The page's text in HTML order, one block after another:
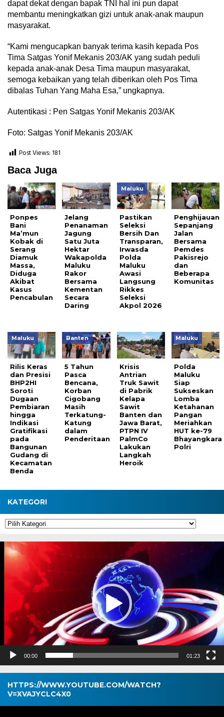
dapat dekat dengan bapak TNI hal ini pun dapat
membantu meningkatkan gizi untuk anak-anak maupun
masyarakat.
“Kami mengucapkan banyak terima kasih kepada Pos
Tima Satgas Yonif Mekanis 203/AK yang sudah peduli
kepada anak-anak Desa Tima maupun masyarakat,
semoga kebaikan yang telah diberikan oleh Pos Tima
dibalas Tuhan Yang Maha Esa,” ungkapnya.
Autentikasi : Pen Satgas Yonif Mekanis 203/AK
Foto: Satgas Yonif Mekanis 203/AK
Post Views: 181
Baca Juga
Ponpes
Bani
Ma’mun
Kobak di
Serang
Diamuk
Massa,
Diduga
Akibat
Kasus
Pencabulan
Jelang
Penanaman
Jagung
Satu Juta
Hektar
Wakapolda
Maluku
Rakor
Bersama
Kementan
Secara
Daring
Maluku
Pastikan
Seleksi
Bersih Dan
Transparan,
Irwasda
Polda
Maluku
Awasi
Langsung
Rikkes
Seleksi
Akpol 2026
Penghijauan
Sepanjang
Jalan
Bersama
Pemdes
Pakisrejo
dan
Beberapa
Komunitas
Maluku
Rilis Keras
dan Presisi
BHP2HI
Soroti
Dugaan
Pembiaran
hingga
Indikasi
Gratifikasi
pada
Bangunan
Gudang di
Kecamatan
Benda
Banten
5 Tahun
Pasca
Bencana,
Korban
Cigobang
Masih
Terkatung-
Katung
dalam
Penderitaan
Krisis
Antrian
Truk Sawit
di Pabrik
Kelapa
Sawit
Banten dan
Jawa Barat,
PTPN IV
PalmCo
Lakukan
Langkah
Heroik
Maluku
Polda
Maluku
Siap
Sukseskan
Lomba
Ketahanan
Pangan
Meriahkan
HUT ke-79
Bhayangkara
Polri
KATEGORI
Kategori
Pemutar
Video
00:00 01:23
HTTPS://WWW.YOUTUBE.COM/WATCH?
V=XVAJYCLC4X0
Pemutar